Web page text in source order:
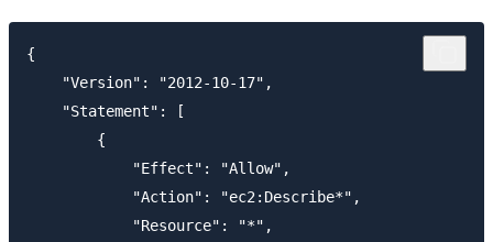
{
    "Version": "2012-10-17",
    "Statement": [
        {
            "Effect": "Allow",
            "Action": "ec2:Describe*",
            "Resource": "*",